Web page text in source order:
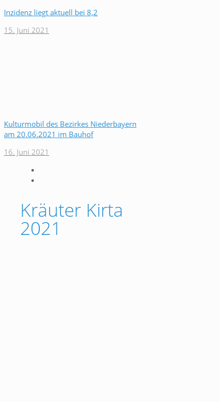
Inzidenz liegt aktuell bei 8,2
15. Juni 2021
Kulturmobil des Bezirkes Niederbayern
am 20.06.2021 im Bauhof
16. Juni 2021
Kräuter Kirta
2021